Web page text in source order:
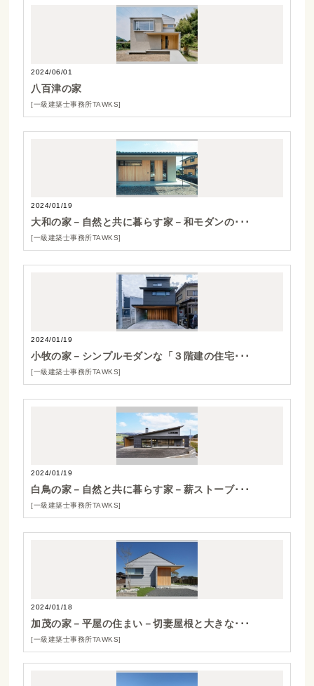
2024/06/01
八百津の家
[一級建築士事務所TAWKS]
2024/01/19
大和の家－自然と共に暮らす家－和モダンの･･･
[一級建築士事務所TAWKS]
2024/01/19
小牧の家－シンプルモダンな「３階建の住宅･･･
[一級建築士事務所TAWKS]
2024/01/19
白鳥の家－自然と共に暮らす家－薪ストーブ･･･
[一級建築士事務所TAWKS]
2024/01/18
加茂の家－平屋の住まい－切妻屋根と大きな･･･
[一級建築士事務所TAWKS]